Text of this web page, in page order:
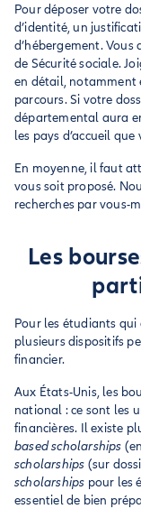
Pour déposer votre
d’identité, un
d’hébergement.
de Sécurité sociale.
en détail, notamment
parcours. Si votre
départemental aura
les pays d’accueil
En moyenne, il faut
vous soit proposé.
recherches par vous-
Les
Pour les étudiants qui
plusieurs dispositifs
financier.
Aux États-Unis, les
national : ce sont les
financières. Il existe
based scholarships
scholarships (sur
scholarships pour les
essentiel de bien